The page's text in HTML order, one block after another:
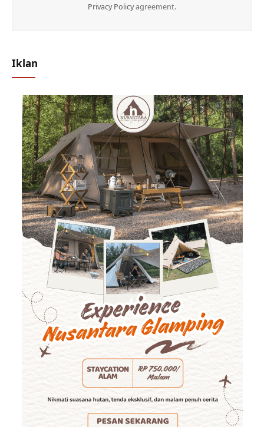
Privacy Policyagreement.
Iklan